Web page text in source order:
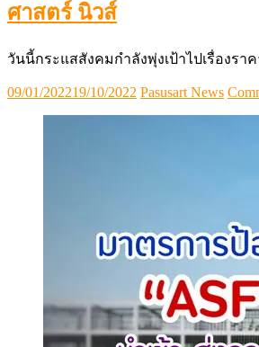
ศาสตร์ นิวส์
วันนี้กระแสสังคมกำลังพุ่งเป้าไปเรื่องร
Posted
09/01/202219/10/2022 Author
Pasusart News